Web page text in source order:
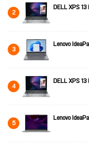
2 DELL XPS
3 Lenovo
4 DELL XPS
5 Lenovo